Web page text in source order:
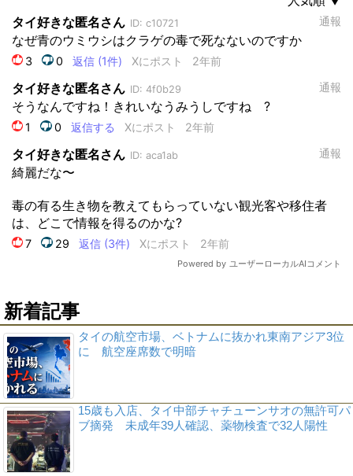
新着記事
タイの航空市場、ベトナムに抜かれ東南アジア3位
に 航空座席数で明暗
15歳も入店、タイ中部チャチューンサオの無許可パ
ブ摘発 未成年39人確認、薬物検査で32人陽性